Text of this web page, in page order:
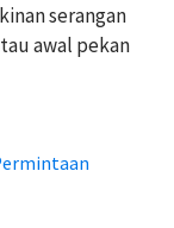
serangan
awal pekan